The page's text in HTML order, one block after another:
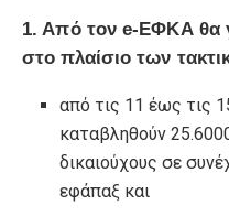
1. Από τον e-ΕΦΚΑ θα
στο πλαίσιο των
από τις 11 έως τις
καταβληθούν
δικαιούχους σε
εφάπαξ και